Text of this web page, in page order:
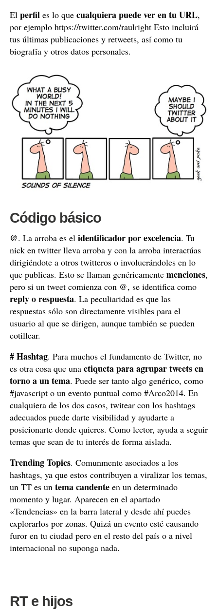
El perfil es lo que cualquiera puede ver en tu URL,
por ejemplo https://twitter.com/raulright Esto incluirá
tus últimas publicaciones y retweets, así como tu
biografía y otros datos personales.
Código básico
@. La arroba es el identificador por excelencia. Tu
nick en twitter lleva arroba y con la arroba interactúas
dirigiéndote a otros twitteros o involucrándoles en lo
que publicas. Esto se llaman genéricamente menciones,
pero si un tweet comienza con @, se identifica como
reply o respuesta. La peculiaridad es que las
respuestas sólo son directamente visibles para el
usuario al que se dirigen, aunque también se pueden
cotillear.
# Hashtag. Para muchos el fundamento de Twitter, no
es otra cosa que una etiqueta para agrupar tweets en
torno a un tema. Puede ser tanto algo genérico, como
#javascript o un evento puntual como #Arco2014. En
cualquiera de los dos casos, twitear con los hashtags
adecuados puede darte visibilidad y ayudarte a
posicionarte donde quieres. Como lector, ayuda a seguir
temas que sean de tu interés de forma aislada.
Trending Topics. Comunmente asociados a los
hashtags, ya que estos contribuyen a viralizar los temas,
un TT es un tema candente en un determinado
momento y lugar. Aparecen en el apartado
«Tendencias» en la barra lateral y desde ahí puedes
explorarlos por zonas. Quizá un evento esté causando
furor en tu ciudad pero en el resto del país o a nivel
internacional no suponga nada.
RT e hijos